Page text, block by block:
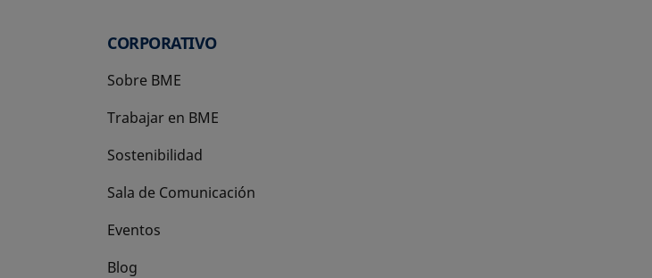
CORPORATIVO
Sobre BME
Trabajar en BME
Sostenibilidad
Sala de Comunicación
Eventos
Blog